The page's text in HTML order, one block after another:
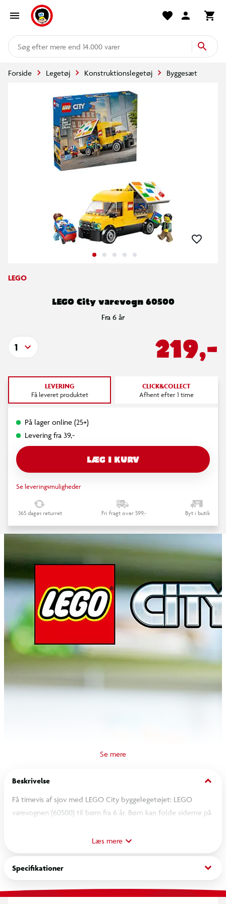
mere end 14.000 varer
Forside Legetøj Konstruktionslegetøj Byggesæt
LEGO
LEGO City varevogn 60500
Fra 6 år
219,-
1
LEVERING
Få leveret produktet
CLICK&COLLECT
Afhent efter 1 time
På lager online (25+)
Levering fra 39,-
LÆG I KURV
Se leveringsmuligheder
365 dages returret Fri fragt over 599,- Byt i butik
Beskrivelse keyboard_arrow_down
Få timevis af sjov med LEGO City byggelegetøjet: LEGO
varevognen (60500) til børn fra 6 år. Børn kan folde siderne på
motorhjelmen for at se motorrummet og åbne bagdørene.
Legetøjssættet indeholder også en sækkevogn, en palle og 4
LEGO æsker i miniatureformat samt minifigurer af en chauffør
og en arbejder til fantasifuld leg.
Byggesættet med en modelvogn er en god jule- eller
Læs mere
Specifikationer keyboard_arrow_down